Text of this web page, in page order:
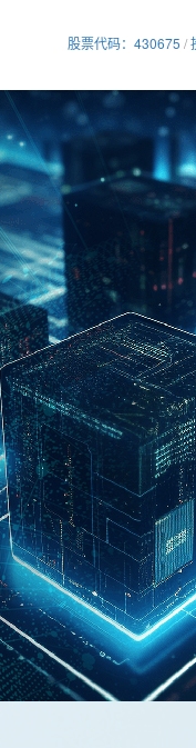
股票代码：430675 /